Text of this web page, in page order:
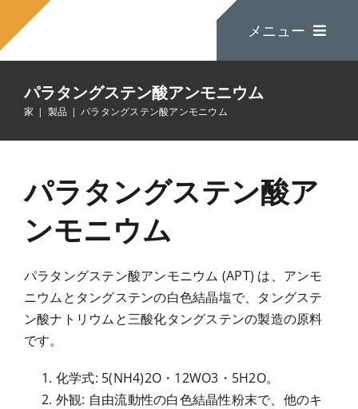
テ
ス
メニュー
パラタングステン酸アンモニウム
家 製品 パラタングステン酸アンモニウム
パラタングステン酸ア
ンモニウム
パラタングステン酸アンモニウム (APT) は、アンモ
ニウムとタングステンの白色結晶塩で、タングステ
ン酸ナトリウムと三酸化タングステンの製造の原料
です。
化学式: 5(NH4)2O・12WO3・5H2O。
外観: 自由流動性の白色結晶性粉末で、他のキ